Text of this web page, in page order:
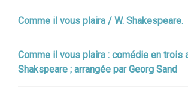
Comme il vous plaira / W. Shakespeare.
Comme il vous plaira : comédie en trois
Shakspeare ; arrangée par Georg Sand